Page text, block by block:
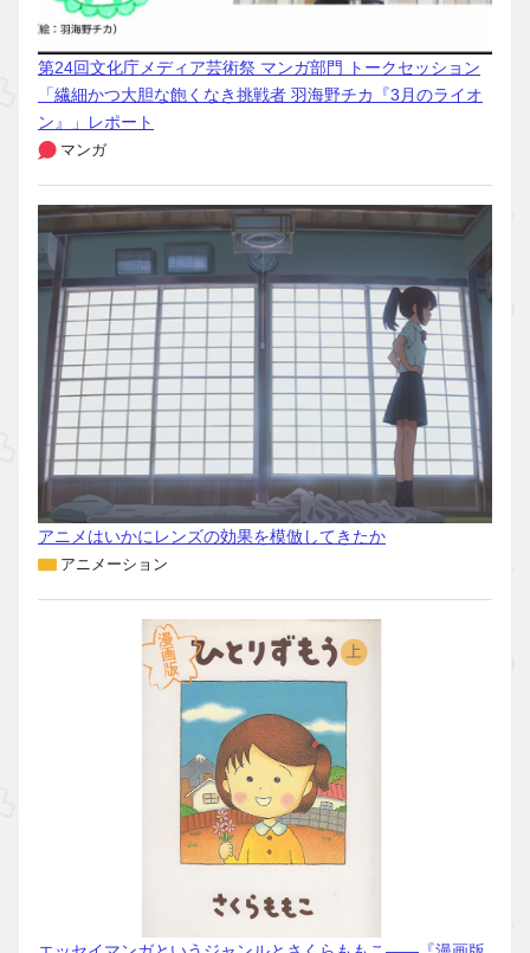
第24回文化庁メディア芸術祭 マンガ部門 トークセッション
「繊細かつ大胆な飽くなき挑戦者 羽海野チカ『3月のライオ
ン』」レポート
マンガ
アニメはいかにレンズの効果を模倣してきたか
アニメーション